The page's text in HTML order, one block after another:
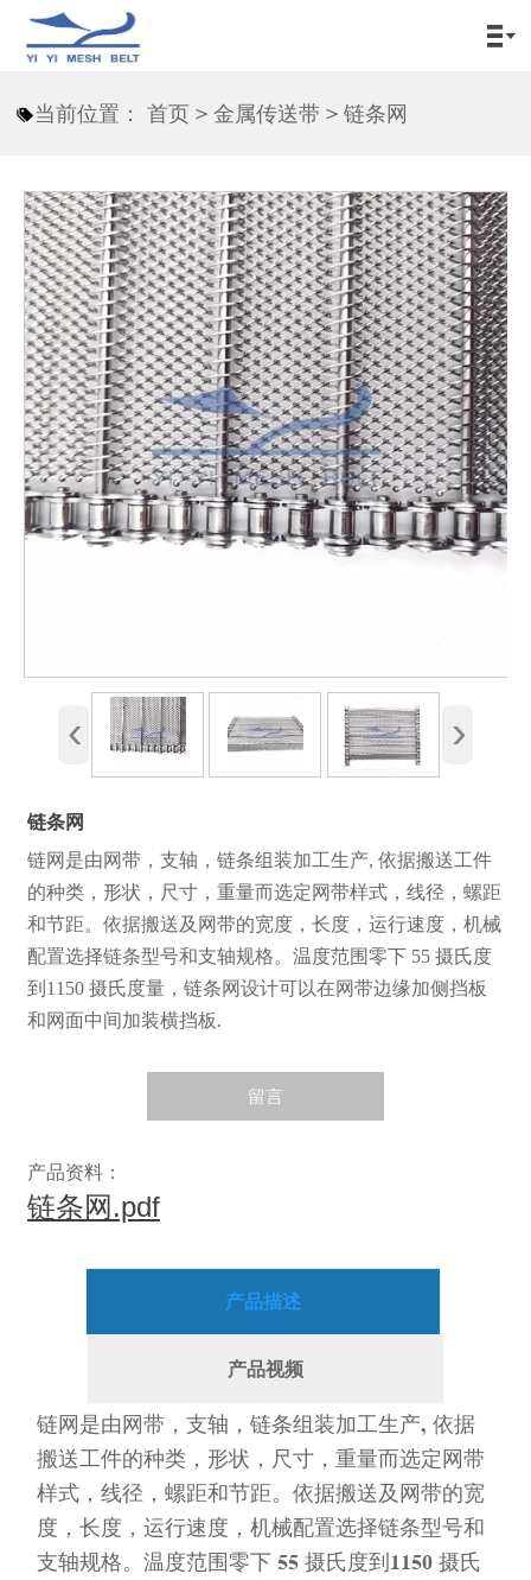

当前位置： 首页 > 金属传送带 > 链条网
‹ ›
链条网
链网是由网带，支轴，链条组装加工生产, 依据搬送工件
的种类，形状，尺寸，重量而选定网带样式，线径，螺距
和节距。依据搬送及网带的宽度，长度，运行速度，机械
配置选择链条型号和支轴规格。温度范围零下 55 摄氏度
到1150 摄氏度量，链条网设计可以在网带边缘加侧挡板
和网面中间加装横挡板.
留言
产品资料：
链条网.pdf
产品描述
产品视频
链网是由网带，支轴，链条组装加工生产, 依据
搬送工件的种类，形状，尺寸，重量而选定网带
样式，线径，螺距和节距。依据搬送及网带的宽
度，长度，运行速度，机械配置选择链条型号和
支轴规格。温度范围零下 55 摄氏度到1150 摄氏